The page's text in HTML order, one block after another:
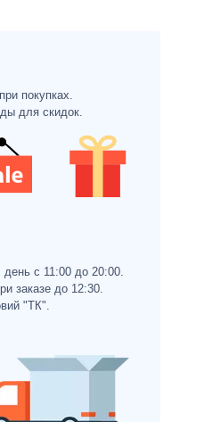
покупках.
для скидок.
с 11:00 до 20:00.
заказе до 12:30.
"ТК".